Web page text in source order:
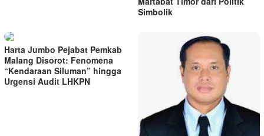
Simbolik
Harta Jumbo Pejabat Pemkab
Malang Disorot: Fenomena
“Kendaraan Siluman” hingga
Urgensi Audit LHKPN